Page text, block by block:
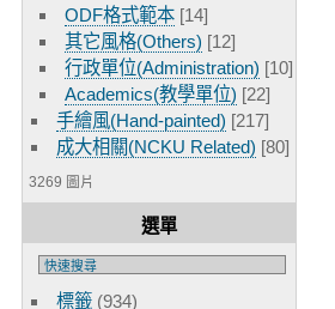
ODF格式範本 [14]
其它風格(Others) [12]
行政單位(Administration) [10]
Academics(教學單位) [22]
手繪風(Hand-painted) [217]
成大相關(NCKU Related) [80]
3269 圖片
選單
標籤 (934)